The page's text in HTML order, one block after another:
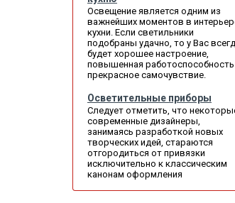
Освещение является одним из
важнейших моментов в
кухни. Если светильники
подобраны удачно, то у Вас
будет хорошее настроение,
повышенная работоспособность
прекрасное самочувствие.
Осветительные приборы
Следует отметить, что
современные дизайнеры,
занимаясь разработкой новых
творческих идей, стараются
отгородиться от привязки
исключительно к классическим
канонам оформления